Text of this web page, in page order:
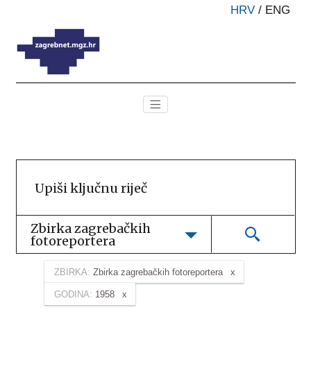
HRV / ENG
Zbirka zagrebačkih
fotoreportera
ZBIRKA: Zbirka zagrebačkih fotoreportera
GODINA: 1958